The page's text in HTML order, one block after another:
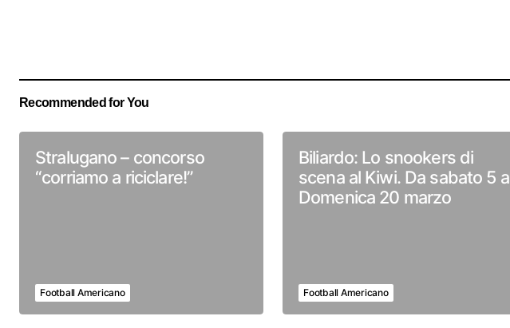
Recommended for You
Stralugano – concorso
“corriamo a riciclare!”
Football Americano
Biliardo: Lo snookers di
scena al Kiwi. Da sabato 5 a
Domenica 20 marzo
Football Americano